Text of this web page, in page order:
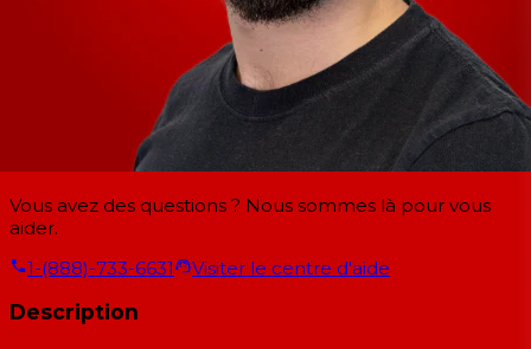
Vous avez des questions ? Nous sommes là pour vous
aider.
1-(888)-733-6631
Visiter le centre d'aide
Description